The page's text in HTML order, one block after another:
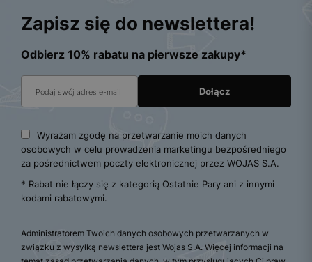
Zapisz się do newslettera!
Odbierz 10% rabatu na pierwsze zakupy*
Wyrażam zgodę na przetwarzanie moich danych
osobowych w celu prowadzenia marketingu bezpośredniego
za pośrednictwem poczty elektronicznej przez WOJAS S.A.
* Rabat nie łączy się z kategorią Ostatnie Pary ani z innymi
kodami rabatowymi.
Administratorem Twoich danych osobowych przetwarzanych w
związku z wysyłką newslettera jest Wojas S.A. Więcej informacji na